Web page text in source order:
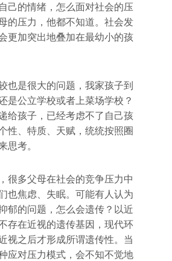
己的情绪，怎么面对社会的压
的压力，他都不知道。社会发
更加突出地叠加在最幼小的孩
也是很大的问题，我家孩子到
是公立学校或者上菜场学校？
给孩子，已经考虑不了自己孩
性、特质、天赋，统统按照圈
思考。
很多父母在社会的竞争压力中
也焦虑、失眠。可能有人认为
郁的问题，怎么会遗传？以近
存在近视的遗传基因，现代环
视之后才形成所谓遗传性。当
应对压力模式，会不知不觉地